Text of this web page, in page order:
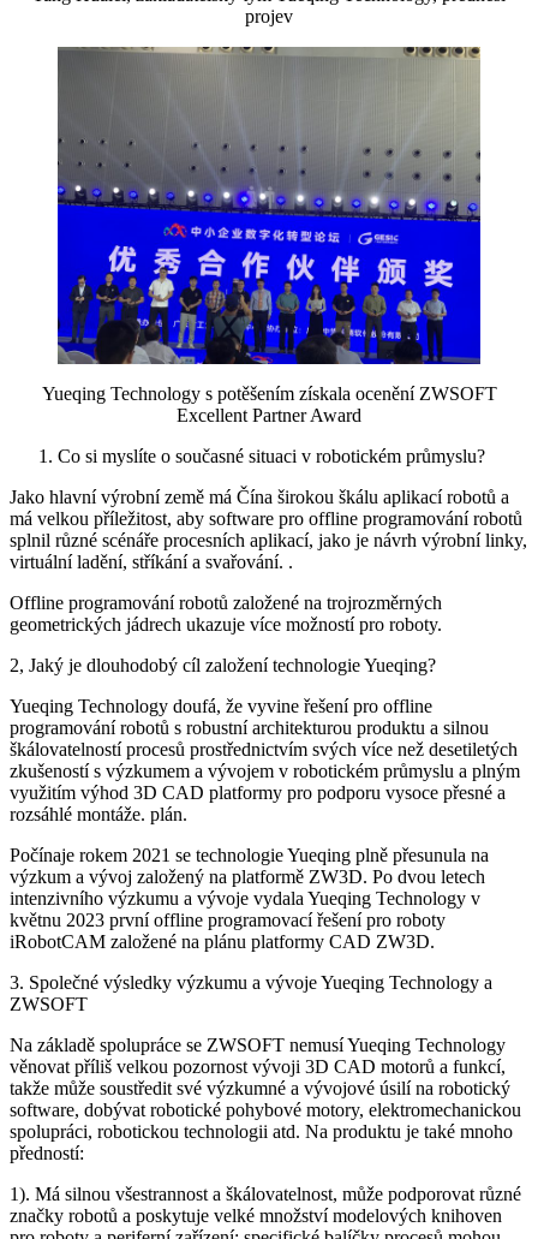
projev
Yueqing Technology s potěšením získala ocenění ZWSOFT
Excellent Partner Award
Co si myslíte o současné situaci v robotickém průmyslu?
Jako hlavní výrobní země má Čína širokou škálu aplikací robotů a
má velkou příležitost, aby software pro offline programování robotů
splnil různé scénáře procesních aplikací, jako je návrh výrobní linky,
virtuální ladění, stříkání a svařování. .
Offline programování robotů založené na trojrozměrných
geometrických jádrech ukazuje více možností pro roboty.
2, Jaký je dlouhodobý cíl založení technologie Yueqing?
Yueqing Technology doufá, že vyvine řešení pro offline
programování robotů s robustní architekturou produktu a silnou
škálovatelností procesů prostřednictvím svých více než desetiletých
zkušeností s výzkumem a vývojem v robotickém průmyslu a plným
využitím výhod 3D CAD platformy pro podporu vysoce přesné a
rozsáhlé montáže. plán.
Počínaje rokem 2021 se technologie Yueqing plně přesunula na
výzkum a vývoj založený na platformě ZW3D. Po dvou letech
intenzivního výzkumu a vývoje vydala Yueqing Technology v
květnu 2023 první offline programovací řešení pro roboty
iRobotCAM založené na plánu platformy CAD ZW3D.
3. Společné výsledky výzkumu a vývoje Yueqing Technology a
ZWSOFT
Na základě spolupráce se ZWSOFT nemusí Yueqing Technology
věnovat příliš velkou pozornost vývoji 3D CAD motorů a funkcí,
takže může soustředit své výzkumné a vývojové úsilí na robotický
software, dobývat robotické pohybové motory, elektromechanickou
spolupráci, robotickou technologii atd. Na produktu je také mnoho
předností:
1). Má silnou všestrannost a škálovatelnost, může podporovat různé
značky robotů a poskytuje velké množství modelových knihoven